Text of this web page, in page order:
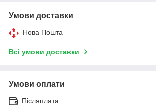
Умови доставки
Нова Пошта
Всі умови доставки
Умови оплати
Післяплата